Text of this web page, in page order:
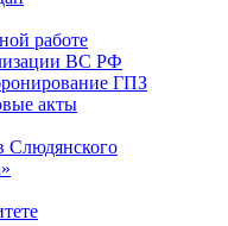
работе
ВС РФ
ГПЗ
акты